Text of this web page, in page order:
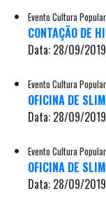
Evento Cultura
CONTAÇÃO DE
Data: 28/09/
Evento Cultura
OFICINA DE
Data: 28/09/
Evento Cultura
OFICINA DE
Data: 28/09/